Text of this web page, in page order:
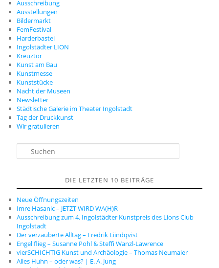
Ausschreibung
Ausstellungen
Bildermarkt
FemFestival
Harderbastei
Ingolstädter LION
Kreuztor
Kunst am Bau
Kunstmesse
Kunststücke
Nacht der Museen
Newsletter
Städtische Galerie im Theater Ingolstadt
Tag der Druckkunst
Wir gratulieren
n
DIE LETZTEN 10 BEITRÄGE
Neue Öffnungszeiten
Imre Hasanic – JETZT WIRD WA(H)R
Ausschreibung zum 4. Ingolstädter Kunstpreis des Lions Club
Ingolstadt
Der verzauberte Alltag – Fredrik Liindqvist
Engel flieg – Susanne Pohl & Steffi Wanzl-Lawrence
vierSCHICHTIG Kunst und Archäologie – Thomas Neumaier
Alles Huhn – oder was? | E. A. Jung